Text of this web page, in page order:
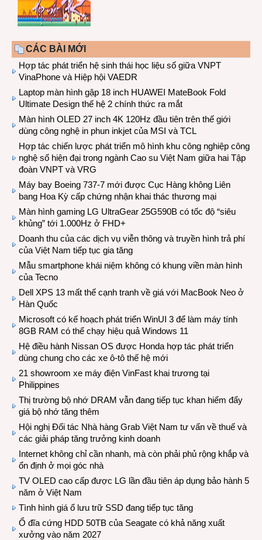
CÁC BÀI MỚI
Hợp tác phát triển hệ sinh thái học liệu số giữa VNPT
VinaPhone và Hiệp hội VAEDR
Laptop màn hình gập 18 inch HUAWEI MateBook Fold
Ultimate Design thế hệ 2 chính thức ra mắt
Màn hình OLED 27 inch 4K 120Hz đầu tiên trên thế giới
dùng công nghệ in phun inkjet của MSI và TCL
Hợp tác chiến lược phát triển mô hình khu công nghiệp công
nghệ số hiện đại trong ngành Cao su Việt Nam giữa hai Tập
đoàn VNPT và VRG
Máy bay Boeing 737-7 mới được Cục Hàng không Liên
bang Hoa Kỳ cấp chứng nhận khai thác thương mại
Màn hình gaming LG UltraGear 25G590B có tốc độ “siêu
khủng” tới 1.000Hz ở FHD+
Doanh thu của các dịch vụ viễn thông và truyền hình trả phí
của Việt Nam tiếp tục gia tăng
Mẫu smartphone khái niệm không có khung viền màn hình
của Tecno
Dell XPS 13 mất thế cạnh tranh về giá với MacBook Neo ở
Hàn Quốc
Microsoft có kế hoạch phát triển WinUI 3 để làm máy tính
8GB RAM có thể chạy hiệu quả Windows 11
Hệ điều hành Nissan OS được Honda hợp tác phát triển
dùng chung cho các xe ô-tô thế hệ mới
21 showroom xe máy điện VinFast khai trương tại
Philippines
Thị trường bộ nhớ DRAM vẫn đang tiếp tục khan hiếm đẩy
giá bộ nhớ tăng thêm
Hội nghị Đối tác Nhà hàng Grab Việt Nam tư vấn về thuế và
các giải pháp tăng trưởng kinh doanh
Internet không chỉ cần nhanh, mà còn phải phủ rộng khắp và
ổn định ở mọi góc nhà
TV OLED cao cấp được LG lần đầu tiên áp dụng bảo hành 5
năm ở Việt Nam
Tình hình giá ổ lưu trữ SSD đang tiếp tục tăng
Ổ đĩa cứng HDD 50TB của Seagate có khả năng xuất
xưởng vào năm 2027